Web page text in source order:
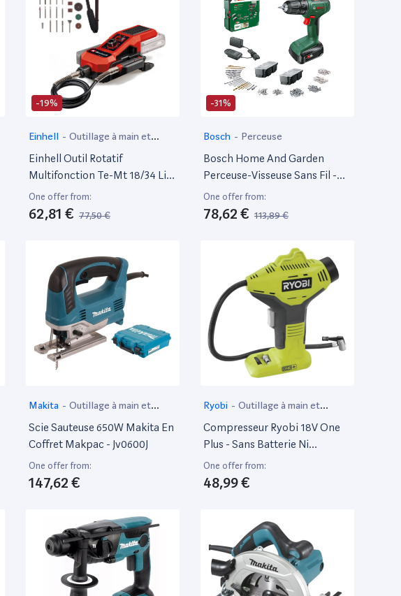
-19%
Einhell - Outillage à main et
électroportatif
Einhell Outil Rotatif
Multifonction Te-Mt 18/34 Li
Solo Sans Fil Power-X-Change
(18 V, Tige De 92 Cm Avec
Pointe De Gravure, Avec Kit De
Batterie Ni Chargeur
One offer from:
62,81 € 77,50 €
-31%
Bosch - Perceuse
Bosch Home And Garden
Perceuse-Visseuse Sans Fil -
Easydrill 18V-40 (Visser Ou
Percer Dans Le Bois, Métal Et
Plastique; 241 Accessoires; 1
One offer from:
78,62 € 113,89 €
Makita - Outillage à main et
électroportatif
Scie Sauteuse 650W Makita En
Coffret Makpac - Jv0600J
One offer from:
147,62 €
Ryobi - Outillage à main et
électroportatif
Compresseur Ryobi 18V One
Plus - Sans Batterie Ni
Chargeur R18Pi-0
One offer from:
48,99 €